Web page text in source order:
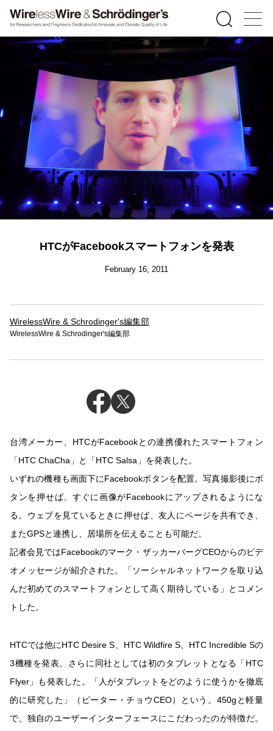
HTCがFacebookスマートフォンを発表
February 16, 2011
WirelessWire & Schrodinger's編集部
WirelessWire & Schrodinger's編集部
台湾メーカー、HTCがFacebookとの連携優れたスマートフォン
「HTC ChaCha」と「HTC Salsa」を発表した。
いずれの機種も画面下にFacebookボタンを配置。写真撮影後にボ
タンを押せば、すぐに画像がFacebookにアップされるようにな
る。ウェブを見ているときに押せば、友人にページを共有でき、
またGPSと連携し、居場所を伝えることも可能だ。
記者会見ではFacebookのマーク・ザッカーバーグCEOからのビデ
オメッセージが紹介された。「ソーシャルネットワークを取り込
んだ初めてのスマートフォンとして高く期待している」とコメン
トした。
HTCでは他にHTC Desire S、HTC Wildfire S、HTC Incredible Sの
3機種を発表。さらに同社としては初のタブレットとなる「HTC
Flyer」も発表した。「人がタブレットをどのように使うかを徹底
的に研究した」（ピーター・チョウCEO）という。450gと軽量
で、独自のユーザーインターフェースにこだわったのが特徴だ。